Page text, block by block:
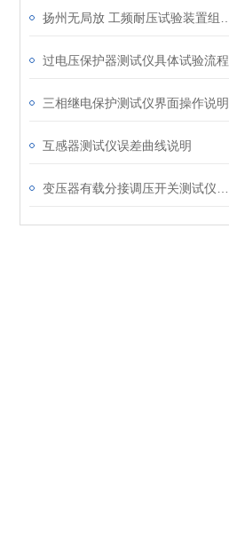
过电压保护器测试仪具体试验流程
三相继电保护测试仪界面操作说明
互感器测试仪误差曲线说明